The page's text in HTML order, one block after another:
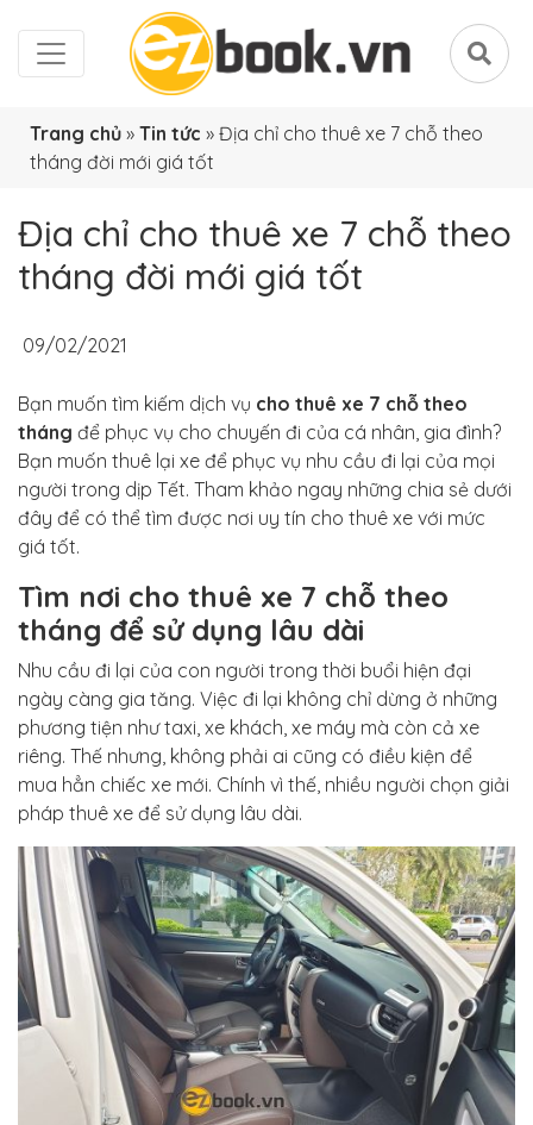
Trang chủ » Tin tức » Địa chỉ cho thuê xe 7 chỗ theo
tháng đời mới giá tốt
Địa chỉ cho thuê xe 7 chỗ theo
tháng đời mới giá tốt
09/02/2021
Bạn muốn tìm kiếm dịch vụ cho thuê xe 7 chỗ theo
tháng để phục vụ cho chuyến đi của cá nhân, gia đình?
Bạn muốn thuê lại xe để phục vụ nhu cầu đi lại của mọi
người trong dịp Tết. Tham khảo ngay những chia sẻ dưới
đây để có thể tìm được nơi uy tín cho thuê xe với mức
giá tốt.
Tìm nơi cho thuê xe 7 chỗ theo
tháng để sử dụng lâu dài
Nhu cầu đi lại của con người trong thời buổi hiện đại
ngày càng gia tăng. Việc đi lại không chỉ dừng ở những
phương tiện như taxi, xe khách, xe máy mà còn cả xe
riêng. Thế nhưng, không phải ai cũng có điều kiện để
mua hẳn chiếc xe mới. Chính vì thế, nhiều người chọn giải
pháp thuê xe để sử dụng lâu dài.